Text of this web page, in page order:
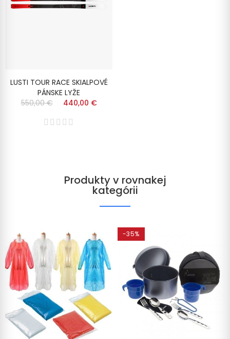
LUSTI TOUR RACE SKIALPOVÉ
PÁNSKE LYŽE
550,00 €
440,00 €
Produkty v rovnakej
kategórii
-35%